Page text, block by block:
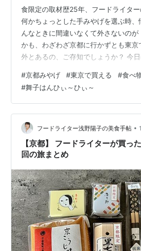
食限定の取材歴25年、フードライター
何かちょっとした手みやげを選ぶ時、
んなときに間違いなくて外さないのが
かも、わざわざ京都に行かずとも東
外とあるの、ご存知でしょうか？ 今
広告を含みますが、本記事はPR記事で
を書いています。 「京都」ブランド強
にも合って、自分がセンスがいい人と
の」、しかも相手が食にうるさくて
な方（笑）だと、本当に悩ましいです
悩みをバーンと吹き飛ばすのが「京
#京都みやげ #東京で買える #食べ
#舞子はんひぃ～ひぃ～
フードライター浅野陽子の美食手帖 •
【京都】 フードライターが買っ
回の旅まとめ